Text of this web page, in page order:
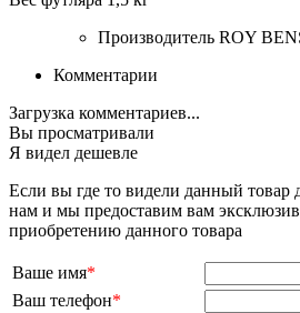
Производитель ROY
Комментарии
Загрузка комментариев...
Вы просматривали
Я видел дешевле
Если вы где то видели данный товар
нам и мы предоставим вам
приобретению данного товара
Ваше имя*
Ваш телефон*